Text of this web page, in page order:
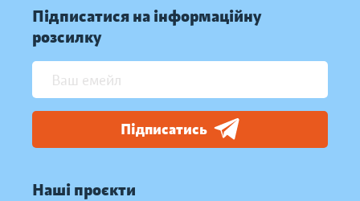
Підписатися на інформаційну
розсилку
Підписатись
Наші проєкти